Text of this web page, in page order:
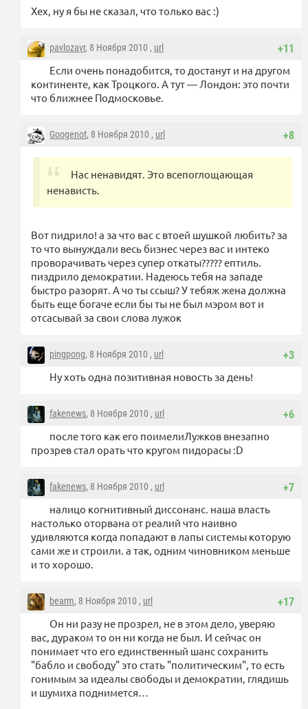
Хех, ну я бы не сказал, что только вас :)
+11
pavlozavr, 8 Ноября 2010 , url
Если очень понадобится, то достанут и на другом
континенте, как Троцкого. А тут — Лондон: это почти
что ближнее Подмосковье.
+8
Googenot, 8 Ноября 2010 , url
Нас ненавидят. Это всепоглощающая
ненависть.
Вот пидрило! а за что вас с втоей шушкой любить? за
то что вынуждали весь бизнес через вас и интеко
проворачивать через супер откаты????? ептиль.
пиздрило демократии. Надеюсь тебя на западе
быстро разорят. А чо ты ссыш? У тебяж жена должна
быть еще богаче если бы ты не был мэром вот и
отсасывай за свои слова лужок
+3
pingpong, 8 Ноября 2010 , url
Ну хоть одна позитивная новость за день!
+6
fakenews, 8 Ноября 2010 , url
после того как его поимелиЛужков внезапно
прозрев стал орать что кругом пидорасы :D
+7
fakenews, 8 Ноября 2010 , url
налицо когнитивный диссонанс. наша власть
настолько оторвана от реалий что наивно
удивляются когда попадают в лапы системы которую
сами же и строили. а так, одним чиновником меньше
и то хорошо.
+17
bearm, 8 Ноября 2010 , url
Он ни разу не прозрел, не в этом дело, уверяю
вас, дураком то он ни когда не был. И сейчас он
понимает что его единственный шанс сохранить
"бабло и свободу" это стать "политическим", то есть
гонимым за идеалы свободы и демократии, глядишь
и шумиха поднимется…